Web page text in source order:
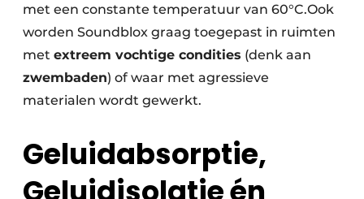
met een constante temperatuur van 60°C.Ook
worden Soundblox graag toegepast in ruimten
met extreem vochtige condities (denk aan
zwembaden) of waar met agressieve
materialen wordt gewerkt.
Geluidabsorptie,
Geluidisolatie én